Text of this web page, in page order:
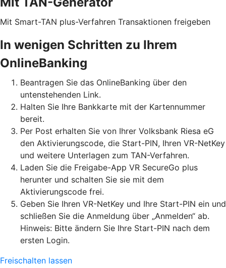
Mit Smart-TAN plus-Verfahren Transaktionen freigeben
In wenigen Schritten zu Ihrem
OnlineBanking
Beantragen Sie das OnlineBanking über den
untenstehenden Link.
Halten Sie Ihre Bankkarte mit der Kartennummer
bereit.
Per Post erhalten Sie von Ihrer Volksbank Riesa eG
den Aktivierungscode, die Start-PIN, Ihren VR-NetKey
und weitere Unterlagen zum TAN-Verfahren.
Laden Sie die Freigabe-App VR SecureGo plus
herunter und schalten Sie sie mit dem
Aktivierungscode frei.
Geben Sie Ihren VR-NetKey und Ihre Start-PIN ein und
schließen Sie die Anmeldung über „Anmelden“ ab.
Hinweis: Bitte ändern Sie Ihre Start-PIN nach dem
ersten Login.
Freischalten lassen